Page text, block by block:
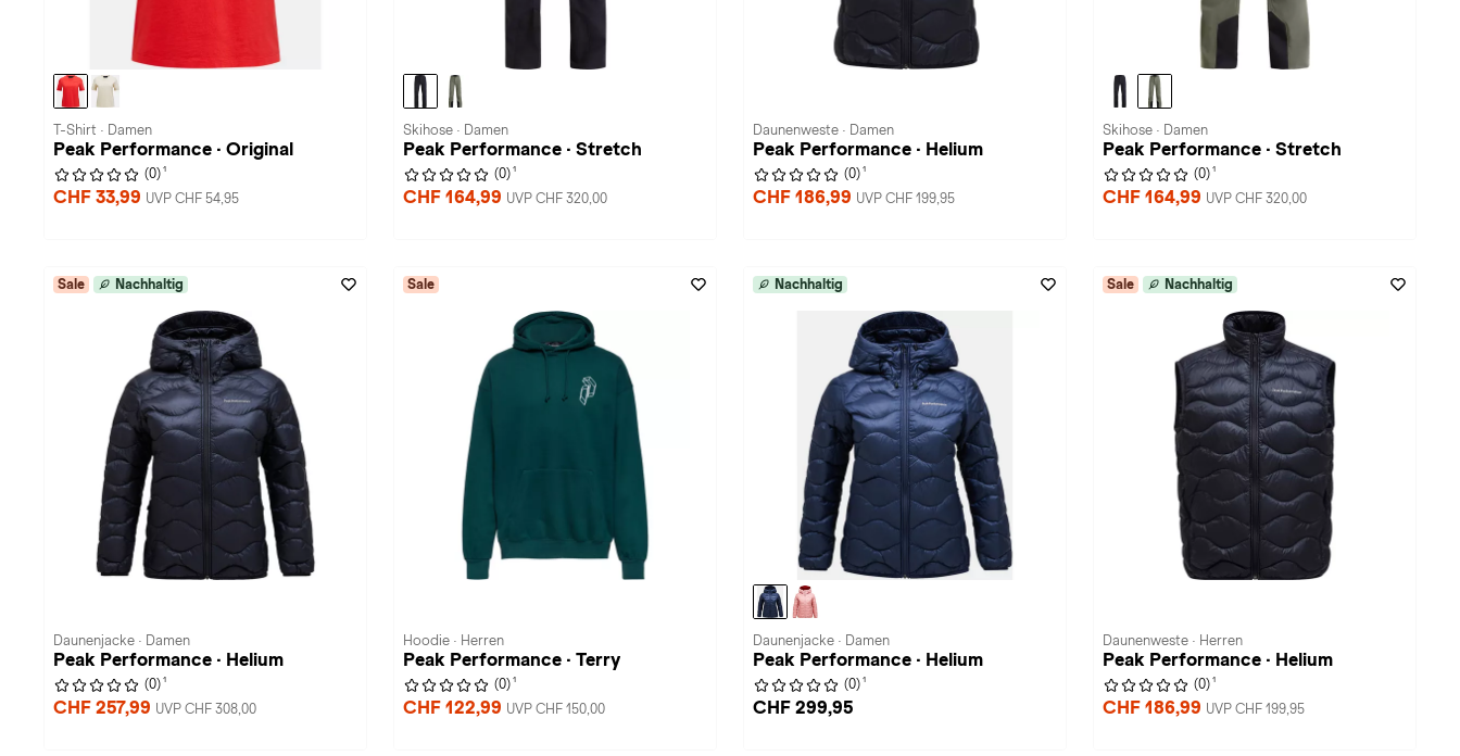
T-Shirt · Damen
Peak Performance · Original
(0) 1
CHF 33,99 UVP CHF 54,95
Skihose · Damen
Peak Performance · Stretch
(0) 1
CHF 164,99 UVP CHF 320,00
Daunenweste · Damen
Peak Performance · Helium
(0) 1
CHF 186,99 UVP CHF 199,95
Skihose · Damen
Peak Performance · Stretch
(0) 1
CHF 164,99 UVP CHF 320,00
Sale Nachhaltig
Daunenjacke · Damen
Peak Performance · Helium
(0) 1
CHF 257,99 UVP CHF 308,00
Sale
Hoodie · Herren
Peak Performance · Terry
(0) 1
CHF 122,99 UVP CHF 150,00
Nachhaltig
Daunenjacke · Damen
Peak Performance · Helium
(0) 1
CHF 299,95
Sale Nachhaltig
Daunenweste · Herren
Peak Performance · Helium
(0) 1
CHF 186,99 UVP CHF 199,95